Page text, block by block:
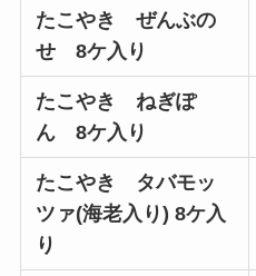
たこやき ぜんぶの
せ 8ケ入り
たこやき ねぎぽ
ん 8ケ入り
たこやき タバモッ
ツァ(海老入り) 8ケ入
り